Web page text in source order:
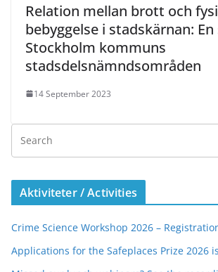
Relation mellan brott och
bebyggelse i stadskärnan:
Stockholm kommuns
stadsdelsnämndsområden
14 September 2023
Aktiviteter / Activities
Crime Science Workshop 2026 –
Applications for the Safeplaces Prize 2026